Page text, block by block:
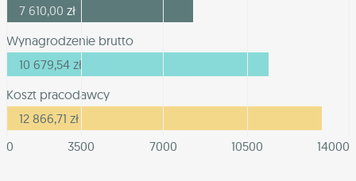
7 610,00 zł
Wynagrodzenie brutto
10 679,54 zł
Koszt pracodawcy
12 866,71 zł
0
3500 7000 10500 14000